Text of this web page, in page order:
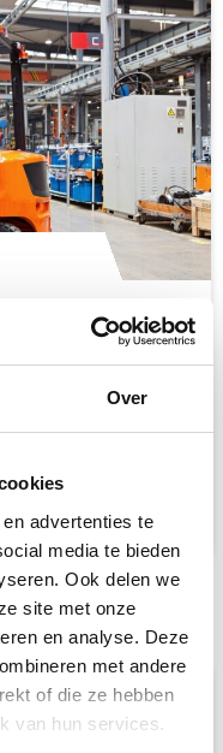
Over
advertenties te
media te bieden
Ook delen we
site met onze
en analyse. Deze
met andere
of die ze hebben
van hun services.
transportmiddelen
orderpickers.